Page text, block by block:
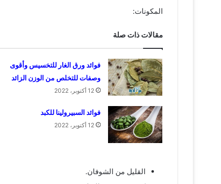
المكونات:
مقالات ذات صلة
فوائد ورق الغار للتخسيس وأقوى
وصفات للتخلص من الوزن الزائد
12 أكتوبر، 2022
فوائد السبيرولينا للكبد
12 أكتوبر، 2022
القليل من الشوفان.